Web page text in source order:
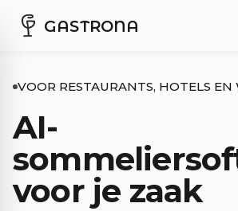
GASTRONA
VOOR RESTAURANTS, HOTELS
AI-
voor je zaak